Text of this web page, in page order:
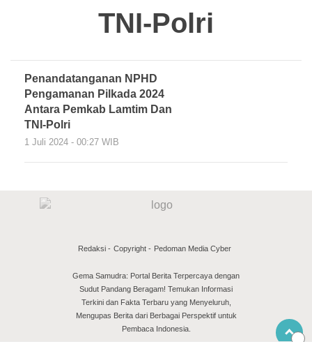
TNI-Polri
Penandatanganan NPHD
Pengamanan Pilkada 2024
Antara Pemkab Lamtim Dan
TNI-Polri
1 Juli 2024 - 00:27 WIB
Redaksi Copyright Pedoman Media Cyber
Gema Samudra: Portal Berita Terpercaya dengan
Sudut Pandang Beragam! Temukan Informasi
Terkini dan Fakta Terbaru yang Menyeluruh,
Mengupas Berita dari Berbagai Perspektif untuk
Pembaca Indonesia.